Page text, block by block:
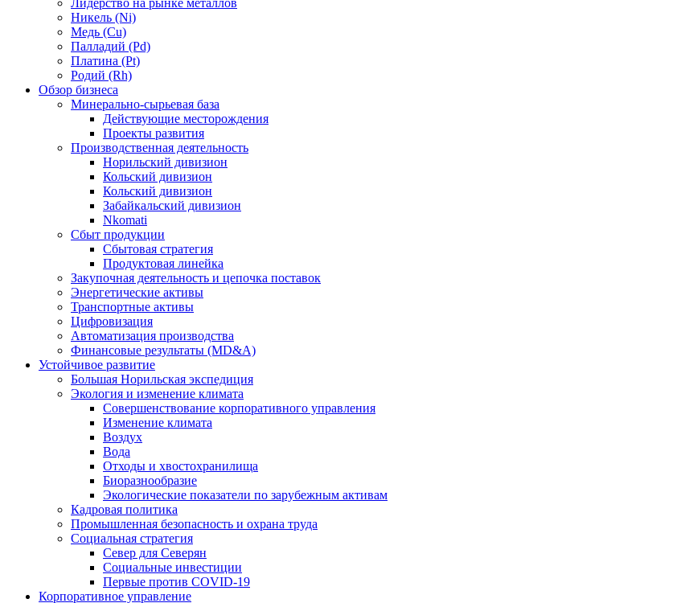
Лидерство на рынке металлов
Никель (Ni)
Медь (Cu)
Палладий (Pd)
Платина (Pt)
Родий (Rh)
Обзор бизнеса
Минерально-сырьевая база
Действующие месторождения
Проекты развития
Производственная деятельность
Норильский дивизион
Кольский дивизион
Кольский дивизион
Забайкальский дивизион
Nkomati
Сбыт продукции
Сбытовая стратегия
Продуктовая линейка
Закупочная деятельность и цепочка поставок
Энергетические активы
Транспортные активы
Цифровизация
Автоматизация производства
Финансовые результаты (MD&A)
Устойчивое развитие
Большая Норильская экспедиция
Экология и изменение климата
Совершенствование корпоративного управления
Изменение климата
Воздух
Вода
Отходы и хвостохранилища
Биоразнообразие
Экологические показатели по зарубежным активам
Кадровая политика
Промышленная безопасность и охрана труда
Социальная стратегия
Север для Северян
Социальные инвестиции
Первые против COVID‑19
Корпоративное управление